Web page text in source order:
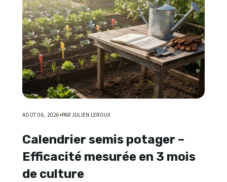
AOÛT 06, 2026 PAR JULIEN LEROUX
Calendrier semis potager –
Efficacité mesurée en 3 mois
de culture